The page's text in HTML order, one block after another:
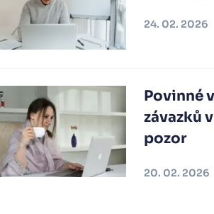
24. 02. 2026
Povinné
závazků
pozor
20. 02. 2026